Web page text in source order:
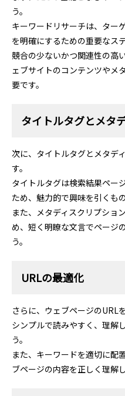
う。
キーワードリサーチは、ター
を明確にするための重要なス
競合の少ないかつ関連性の高
ェブサイトのコンテンツやメ
要です。
タイトルタグとメタ
次に、タイトルタグとメタデ
す。
タイトルタグは検索結果ペー
ため、魅力的で興味を引くも
また、メタディスクリプショ
め、短く明瞭な文言でページ
う。
URLの最適化
さらに、ウェブページのURL
シンプルで読みやすく、理解
う。
また、キーワードを適切に配
ブページの内容を正しく理解